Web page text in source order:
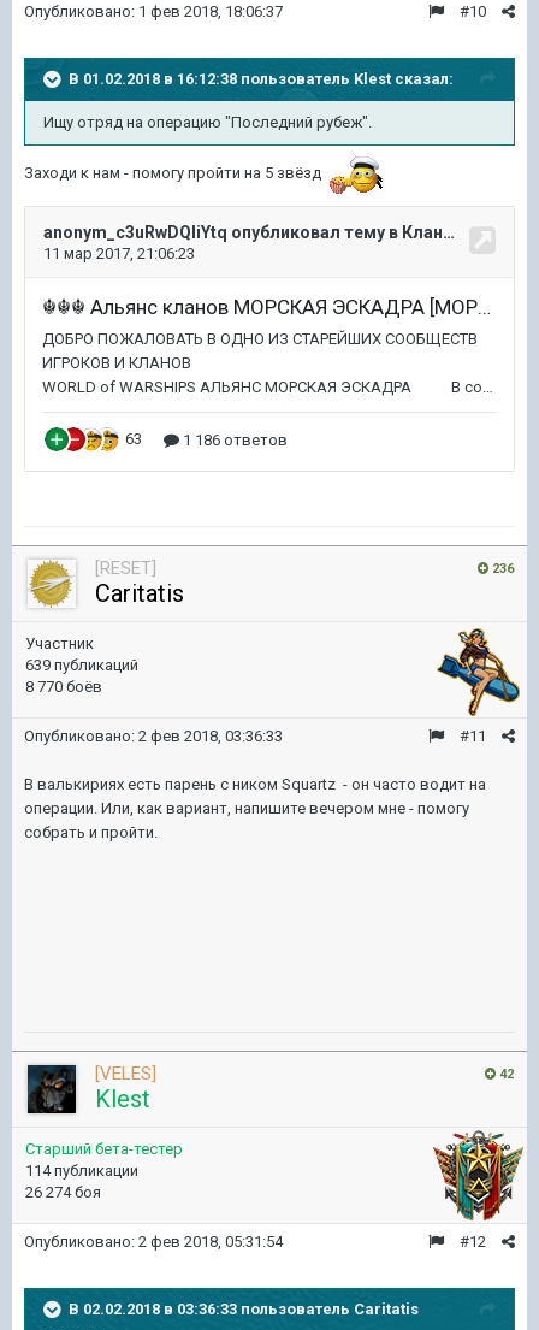
#10
Опубликовано: 1 фев 2018, 18:06:37
В 01.02.2018 в 16:12:38 пользователь Klest сказал:
Ищу отряд на операцию "Последний рубеж".
Заходи к нам - помогу пройти на 5 звёзд
236
[RESET]
Caritatis
Участник
639 публикаций
8 770 боёв
#11
Опубликовано: 2 фев 2018, 03:36:33
В валькириях есть парень с ником Squartz - он часто водит на
операции. Или, как вариант, напишите вечером мне - помогу
собрать и пройти.
42
[VELES]
Klest
Старший бета-тестер
114 публикации
26 274 боя
#12
Опубликовано: 2 фев 2018, 05:31:54
В 02.02.2018 в 03:36:33 пользователь Caritatis